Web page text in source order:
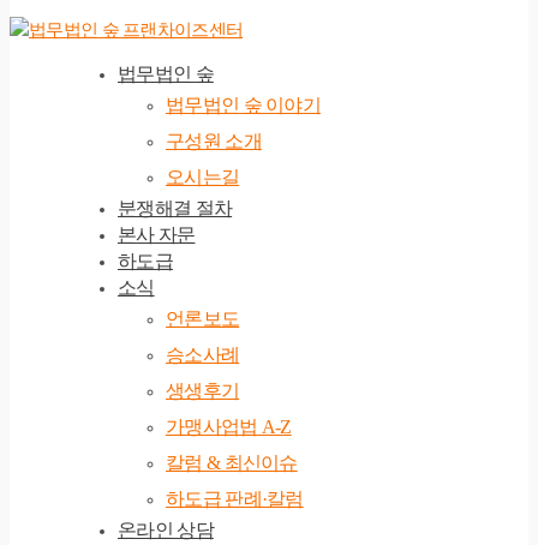
법무법인 숲
법무법인 숲 이야기
구성원 소개
오시는길
분쟁해결 절차
본사 자문
하도급
소식
언론보도
승소사례
생생후기
가맹사업법 A-Z
칼럼 & 최신이슈
하도급 판례·칼럼
온라인 상담